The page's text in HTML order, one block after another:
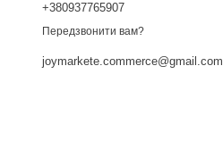
+380937765907
Передзвонити вам?
joymarkete.commerce@gmail.com